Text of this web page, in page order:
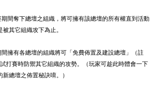
期間奪下總壇之組織，將可擁有該總壇的所有權直到活動
被其它組織攻下為止。
間擁有各總壇的組織將可「免費佈置及建設總壇」（註
打賽時防禦其它組織的攻勢。（玩家可趁此時體會一下
新總壇之佈置秘訣唷。）